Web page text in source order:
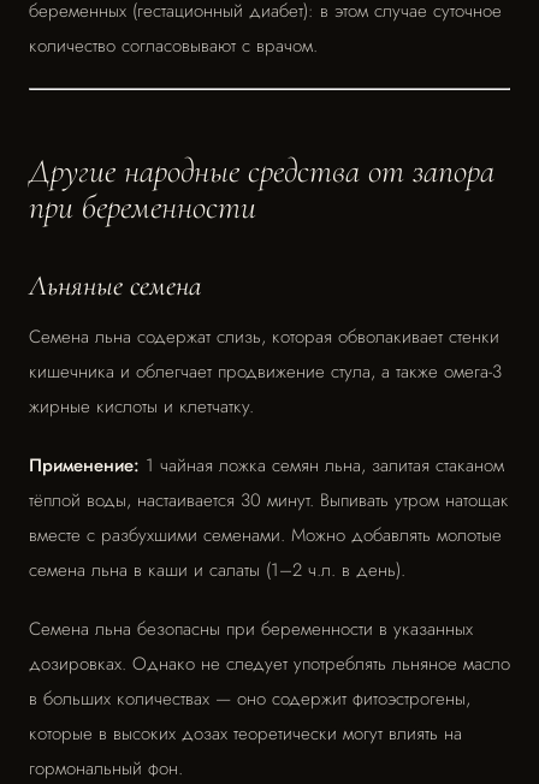
беременных (гестационный диабет): в этом случае суточное
количество согласовывают с врачом.
Другие народные средства от запора
при беременности
Льняные семена
Семена льна содержат слизь, которая обволакивает стенки
кишечника и облегчает продвижение стула, а также омега-3
жирные кислоты и клетчатку.
Применение: 1 чайная ложка семян льна, залитая стаканом
тёплой воды, настаивается 30 минут. Выпивать утром натощак
вместе с разбухшими семенами. Можно добавлять молотые
семена льна в каши и салаты (1–2 ч.л. в день).
Семена льна безопасны при беременности в указанных
дозировках. Однако не следует употреблять льняное масло
в больших количествах — оно содержит фитоэстрогены,
которые в высоких дозах теоретически могут влиять на
гормональный фон.